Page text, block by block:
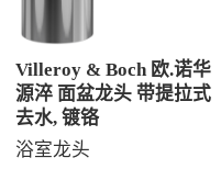
Villeroy & Boch 欧.诺华
源淬 面盆龙头 带提拉式
去水, 镀铬
浴室龙头